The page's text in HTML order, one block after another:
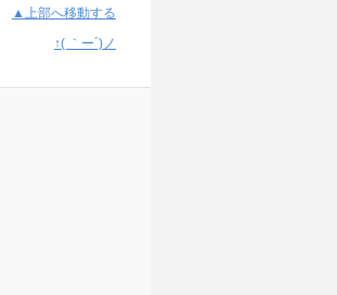
▲上部へ移動する
↑( ｀ー´)ノ